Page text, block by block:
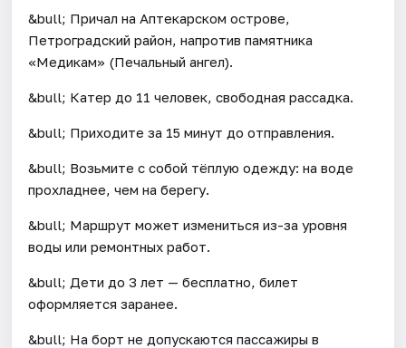
&bull; Причал на Аптекарском острове,
Петроградский район, напротив памятника
«Медикам» (Печальный ангел).
&bull; Катер до 11 человек, свободная рассадка.
&bull; Приходите за 15 минут до отправления.
&bull; Возьмите с собой тёплую одежду: на воде
прохладнее, чем на берегу.
&bull; Маршрут может измениться из-за уровня
воды или ремонтных работ.
&bull; Дети до 3 лет — бесплатно, билет
оформляется заранее.
&bull; На борт не допускаются пассажиры в